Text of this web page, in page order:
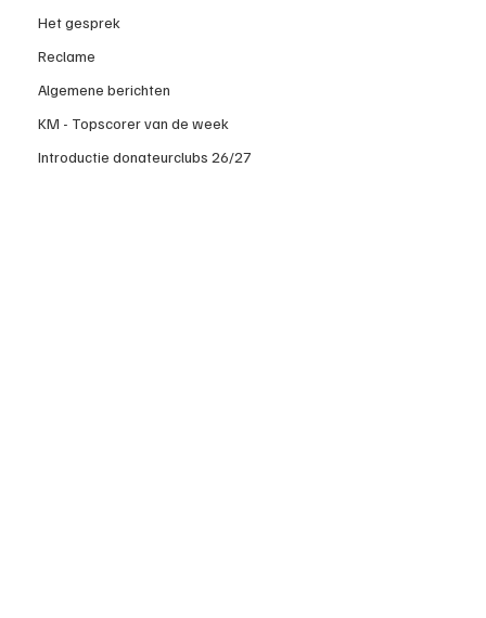
Het gesprek
Reclame
Algemene berichten
KM - Topscorer van de week
Introductie donateurclubs 26/27